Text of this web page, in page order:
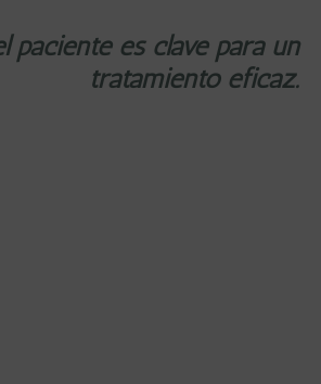
paciente es clave para un
tratamiento eficaz.